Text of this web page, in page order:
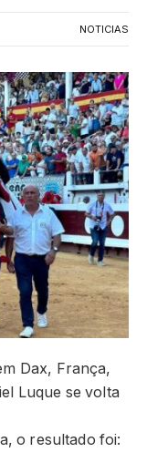
NOTICIAS
Dax, França,
Luque se volta
o resultado foi: